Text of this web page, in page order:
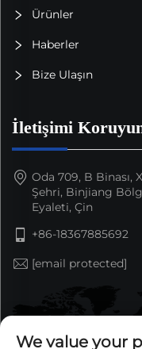
Ürünler
Haberler
Bize Ulaşın
İletişimi
Oda 709, B Binası,
Şehri, Binjiang
Eyaleti, Çin
+86-18367885692
[email protected]
We value your